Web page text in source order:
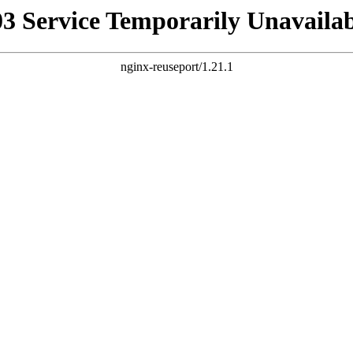
Service Temporarily
nginx-reuseport/1.21.1